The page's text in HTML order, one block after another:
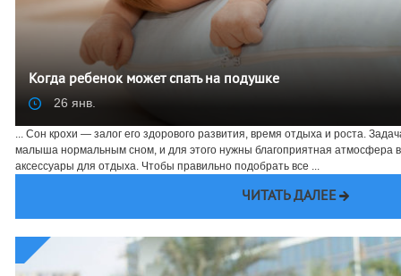
Когда ребенок может спать на подушке
26 янв.
... Сон крохи — залог его здорового развития, время отдыха и роста.
малыша нормальным сном, и для этого нужны благоприятная атмосфера
аксессуары для отдыха. Чтобы правильно подобрать все ...
ЧИТАТЬ ДАЛЕЕ